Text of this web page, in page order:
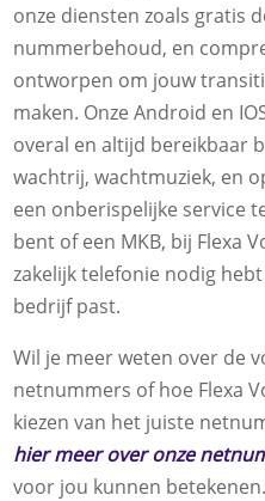
onze diensten zoals gratis
nummerbehoud, en
ontworpen om jouw
maken. Onze Android en
overal en altijd bereikbaar
wachtrij, wachtmuziek, en
een onberispelijke service
bent of een MKB, bij Flexa
zakelijk telefonie nodig
bedrijf past.
Wil je meer weten over de
netnummers of hoe Flexa
kiezen van het juiste
hier meer over onze
voor jou kunnen betekenen.